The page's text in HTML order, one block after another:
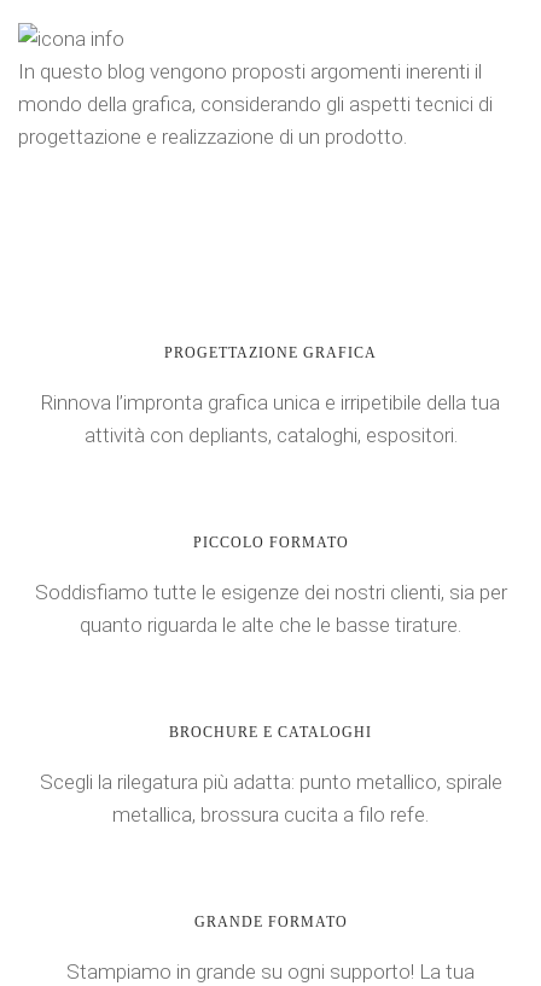
In questo blog vengono proposti argomenti inerenti il
mondo della grafica, considerando gli aspetti tecnici di
progettazione e realizzazione di un prodotto.
PROGETTAZIONE GRAFICA
Rinnova l’impronta grafica unica e irripetibile della tua
attività con depliants, cataloghi, espositori.
PICCOLO FORMATO
Soddisfiamo tutte le esigenze dei nostri clienti, sia per
quanto riguarda le alte che le basse tirature.
BROCHURE E CATALOGHI
Scegli la rilegatura più adatta: punto metallico, spirale
metallica, brossura cucita a filo refe.
GRANDE FORMATO
Stampiamo in grande su ogni supporto! La tua